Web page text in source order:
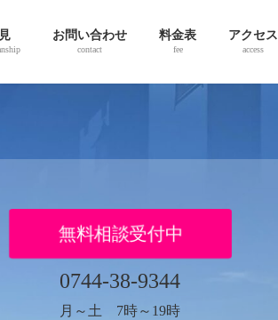
お問い合わせ
contact
料金表
fee
アクセス
access
無料相談受付中
0744-38-9344
月～土 7時～19時